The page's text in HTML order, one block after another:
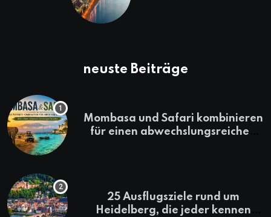
neuste Beiträge
Mombasa und Safari kombinieren
für einen abwechslungsreichen
25 Ausflugsziele rund um
Heidelberg, die jeder kennen